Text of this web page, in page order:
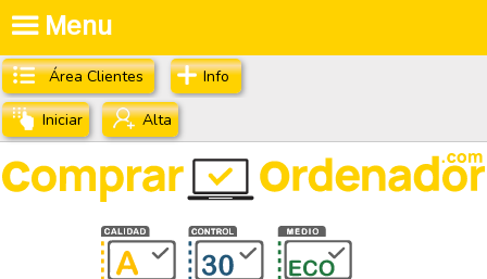
Área Clientes Info
Iniciar Alta
Menu